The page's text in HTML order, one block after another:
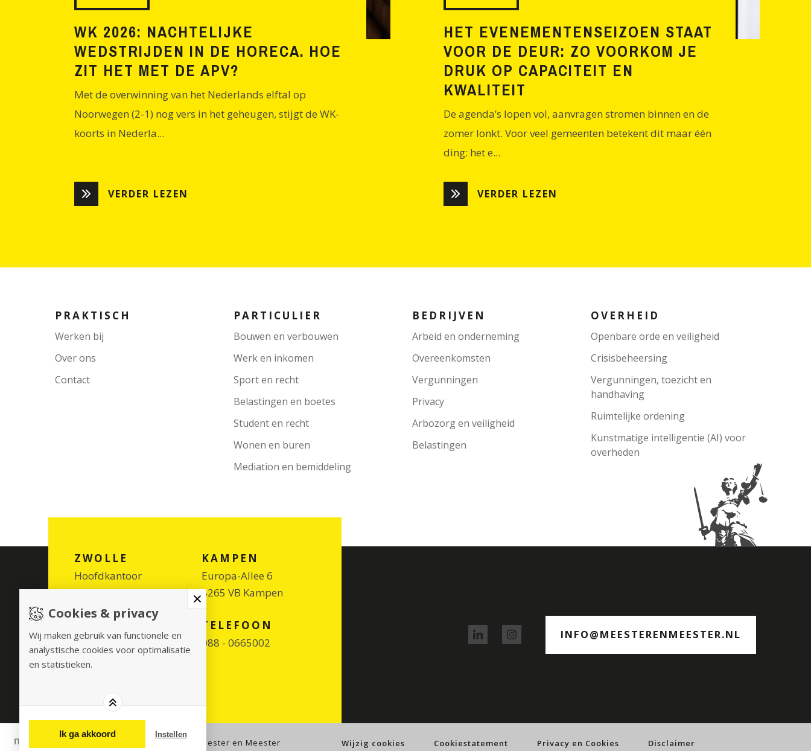
WK 2026: NACHTELIJKE
WEDSTRIJDEN IN DE HORECA. HOE
ZIT HET MET DE APV?
Met de overwinning van het Nederlands elftal op
Noorwegen (2-1) nog vers in het geheugen, stijgt de WK-
koorts in Nederla...
VERDER LEZEN
HET EVENEMENTENSEIZOEN STAAT
VOOR DE DEUR: ZO VOORKOM JE
DRUK OP CAPACITEIT EN
KWALITEIT
De agenda’s lopen vol, aanvragen stromen binnen en de
zomer lonkt. Voor veel gemeenten betekent dit maar één
ding: het e...
VERDER LEZEN
PRAKTISCH
Werken bij
Over ons
Contact
PARTICULIER
Bouwen en verbouwen
Werk en inkomen
Sport en recht
Belastingen en boetes
Student en recht
Wonen en buren
Mediation en bemiddeling
BEDRIJVEN
Arbeid en onderneming
Overeenkomsten
Vergunningen
Privacy
Arbozorg en veiligheid
Belastingen
OVERHEID
Openbare orde en veiligheid
Crisisbeheersing
Vergunningen, toezicht en
handhaving
Ruimtelijke ordening
Kunstmatige intelligentie (AI) voor
overheden
ZWOLLE
Hoofdkantoor
Zuiderzeelaan 21
8017 JV Zwolle
KAMPEN
Europa-Allee 6
8265 VB Kampen
SANTA EULÀRIA
DES RIU (IBIZA)
Carrer del Pedrer 4
TELEFOON
088 - 0665002
INFO@MEESTERENMEESTER.NL
Meester en Meester
Cookies & privacy
Wij maken gebruik van functionele en
analystische cookies voor optimalisatie
en statistieken.
Ik ga akkoord Instellen
Wijzig cookies Cookiestatement Privacy en Cookies Disclaimer